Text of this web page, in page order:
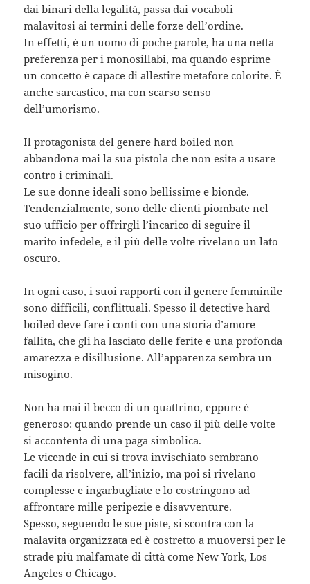
dai binari della legalità, passa dai vocaboli
malavitosi ai termini delle forze dell’ordine.
In effetti, è un uomo di poche parole, ha una netta
preferenza per i monosillabi, ma quando esprime
un concetto è capace di allestire metafore colorite. È
anche sarcastico, ma con scarso senso
dell’umorismo.
Il protagonista del genere hard boiled non
abbandona mai la sua pistola che non esita a usare
contro i criminali.
Le sue donne ideali sono bellissime e bionde.
Tendenzialmente, sono delle clienti piombate nel
suo ufficio per offrirgli l’incarico di seguire il
marito infedele, e il più delle volte rivelano un lato
oscuro.
In ogni caso, i suoi rapporti con il genere femminile
sono difficili, conflittuali. Spesso il detective hard
boiled deve fare i conti con una storia d’amore
fallita, che gli ha lasciato delle ferite e una profonda
amarezza e disillusione. All’apparenza sembra un
misogino.
Non ha mai il becco di un quattrino, eppure è
generoso: quando prende un caso il più delle volte
si accontenta di una paga simbolica.
Le vicende in cui si trova invischiato sembrano
facili da risolvere, all’inizio, ma poi si rivelano
complesse e ingarbugliate e lo costringono ad
affrontare mille peripezie e disavventure.
Spesso, seguendo le sue piste, si scontra con la
malavita organizzata ed è costretto a muoversi per le
strade più malfamate di città come New York, Los
Angeles o Chicago.